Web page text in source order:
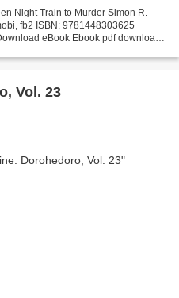
Night Train to Murder Simon R.
fb2 ISBN: 9781448303625
eBook Ebook pdf download
Vol. 23